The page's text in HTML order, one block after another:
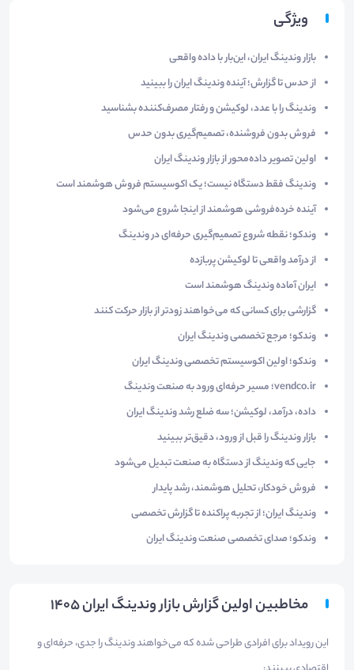
ویژگی
بازار وندینگ ایران، این‌بار با داده واقعی
از حدس تا گزارش؛ آینده وندینگ ایران را ببینید
وندینگ را با عدد، لوکیشن و رفتار مصرف‌کننده بشناسید
فروش بدون فروشنده، تصمیم‌گیری بدون حدس
اولین تصویر داده‌محور از بازار وندینگ ایران
وندینگ فقط دستگاه نیست؛ یک اکوسیستم فروش هوشمند است
آینده خرده‌فروشی هوشمند از اینجا شروع می‌شود
وندکو؛ نقطه شروع تصمیم‌گیری حرفه‌ای در وندینگ
از درآمد واقعی تا لوکیشن پربازده
ایران آماده وندینگ هوشمند است
گزارشی برای کسانی که می‌خواهند زودتر از بازار حرکت کنند
وندکو؛ مرجع تخصصی وندینگ ایران
وندکو؛ اولین اکوسیستم تخصصی وندینگ ایران
vendco.ir؛ مسیر حرفه‌ای ورود به صنعت وندینگ
داده، درآمد، لوکیشن؛ سه ضلع رشد وندینگ ایران
بازار وندینگ را قبل از ورود، دقیق‌تر ببینید
جایی که وندینگ از دستگاه به صنعت تبدیل می‌شود
فروش خودکار، تحلیل هوشمند، رشد پایدار
وندینگ ایران؛ از تجربه پراکنده تا گزارش تخصصی
وندکو؛ صدای تخصصی صنعت وندینگ ایران
مخاطبین اولین گزارش بازار وندینگ ایران ۱۴۰۵
این رویداد برای افرادی طراحی شده که می‌خواهند وندینگ را جدی، حرفه‌ای و